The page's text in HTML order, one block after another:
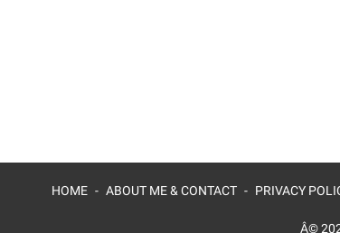
HOME ABOUT ME & CONTACT PRIVACY
Â©